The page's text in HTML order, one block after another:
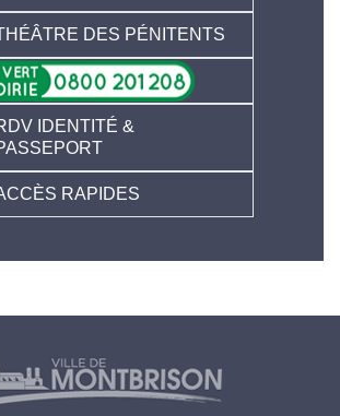
DES PÉNITENTS
IDENTITÉ &
RAPIDES